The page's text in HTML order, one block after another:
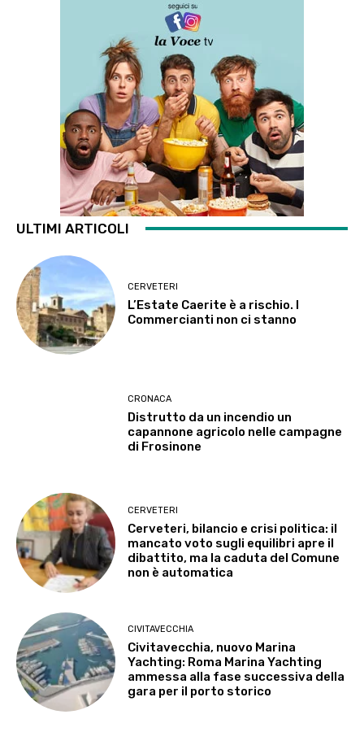
ULTIMI ARTICOLI
CERVETERI
L’Estate Caerite è a rischio. I
Commercianti non ci stanno
CRONACA
Distrutto da un incendio un
capannone agricolo nelle campagne
di Frosinone
CERVETERI
Cerveteri, bilancio e crisi politica: il
mancato voto sugli equilibri apre il
dibattito, ma la caduta del Comune
non è automatica
CIVITAVECCHIA
Civitavecchia, nuovo Marina
Yachting: Roma Marina Yachting
ammessa alla fase successiva della
gara per il porto storico